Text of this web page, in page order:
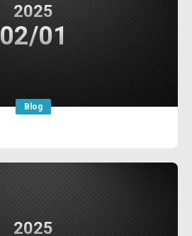
2025
02/01
Blog
2025